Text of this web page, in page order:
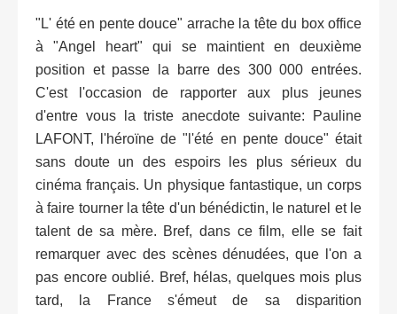
"L' été en pente douce" arrache la tête du box office
à "Angel heart" qui se maintient en deuxième
position et passe la barre des 300 000 entrées.
C'est l'occasion de rapporter aux plus jeunes
d'entre vous la triste anecdote suivante: Pauline
LAFONT, l'héroïne de "l'été en pente douce" était
sans doute un des espoirs les plus sérieux du
cinéma français. Un physique fantastique, un corps
à faire tourner la tête d'un bénédictin, le naturel et le
talent de sa mère. Bref, dans ce film, elle se fait
remarquer avec des scènes dénudées, que l'on a
pas encore oublié. Bref, hélas, quelques mois plus
tard, la France s'émeut de sa disparition